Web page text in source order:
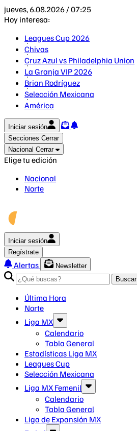
jueves, 6.08.2026 / 07:25
Hoy interesa:
Leagues Cup 2026
Chivas
Cruz Azul vs Philadelphia Union
La Granja VIP 2026
Brian Rodríguez
Selección Mexicana
América
Iniciar sesión
Secciones Cerrar
Nacional Cerrar
Elige tu edición
Nacional
Norte
Iniciar sesión
Regístrate
Alertas
Newsletter
Buscar
Última Hora
Norte
Liga MX
Calendario
Tabla General
Estadísticas Liga MX
Leagues Cup
Selección Mexicana
Liga MX Femenil
Calendario
Tabla General
Liga de Expansión MX